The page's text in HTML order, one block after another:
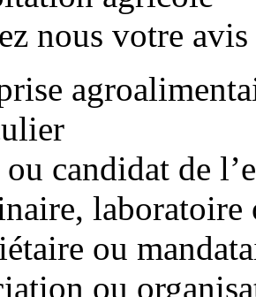
nous votre avis
candidat de
laboratoire
ou
ou